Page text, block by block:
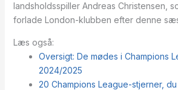
landsholdsspiller Andreas Christensen,
forlade London-klubben efter denne
Læs også:
Oversigt: De mødes i Champions
2024/2025
20 Champions League-stjerner,